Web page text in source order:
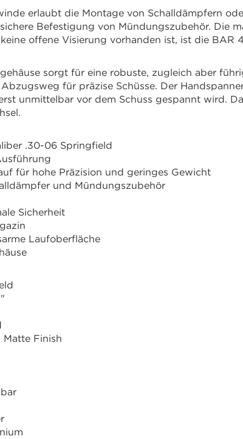
erlaubt die Montage von Schalldämpfern
Befestigung von Mündungszubehör. Die
offene Visierung vorhanden ist, ist die
sorgt für eine robuste, zugleich aber
für präzise Schüsse. Der
unmittelbar vor dem Schuss gespannt wird.
.30-06 Springfield
für hohe Präzision und geringes Gewicht
und Mündungszubehör
Sicherheit
Laufoberfläche
Matte Finish